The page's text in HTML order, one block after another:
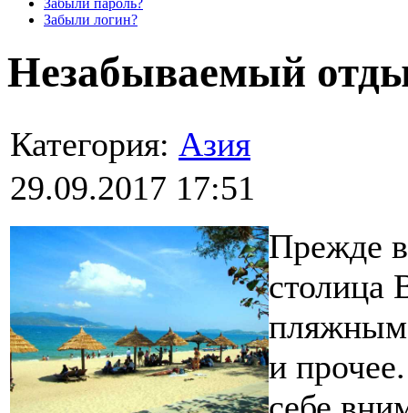
Забыли логин?
Незабываемый
Категория: Азия
29.09.2017 17:51
Прежде
столица
и